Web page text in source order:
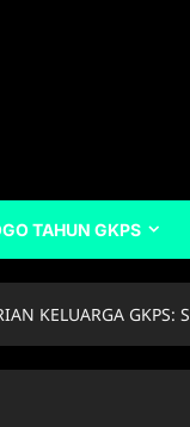
TAHUN GKPS
KELUARGA